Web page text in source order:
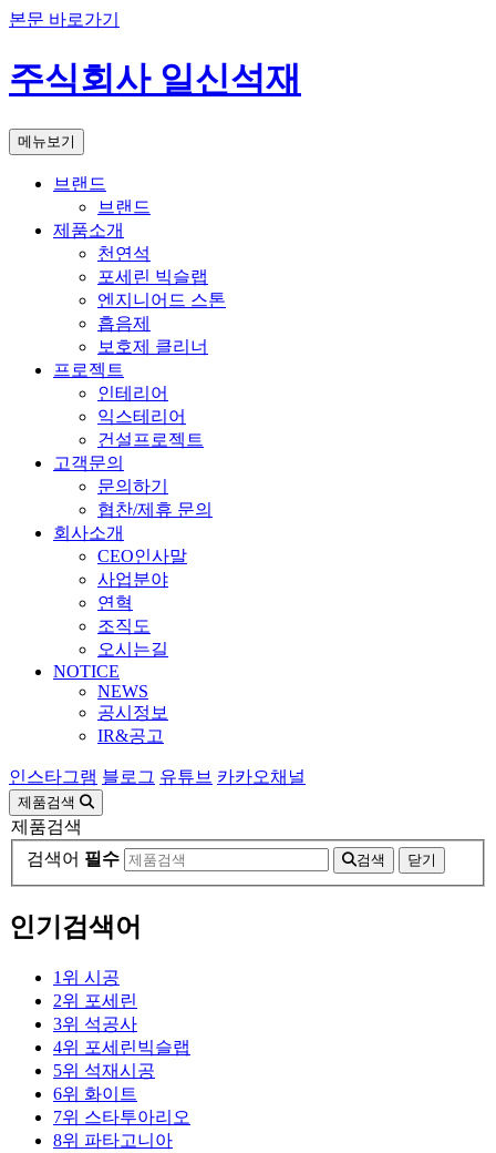
본문 바로가기
주식회사 일신석재
메뉴보기
브랜드
브랜드
제품소개
천연석
포세린 빅슬랩
엔지니어드 스톤
흡음제
보호제 클리너
프로젝트
인테리어
익스테리어
건설프로젝트
고객문의
문의하기
협찬/제휴 문의
회사소개
CEO인사말
사업분야
연혁
조직도
오시는길
NOTICE
NEWS
공시정보
IR&공고
인스타그램 블로그 유튜브 카카오채널
제품검색
제품검색
검색어 필수 검색 닫기
인기검색어
1 위 시공
2위 포세린
3위 석공사
4위 포세린빅슬랩
5위 석재시공
6위 화이트
7위 스타투아리오
8위 파타고니아